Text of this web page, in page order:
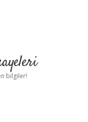
bilgiler!